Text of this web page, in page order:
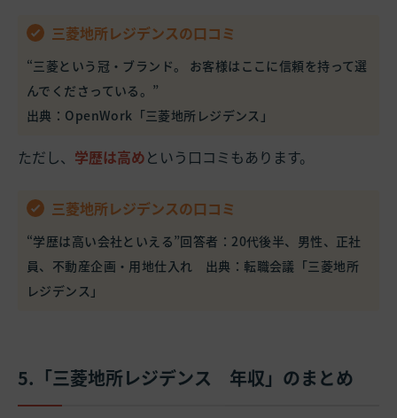
三菱地所レジデンスの口コミ
“三菱という冠・ブランド。 お客様はここに信頼を持って選
んでくださっている。”
出典： OpenWork「三菱地所レジデンス」
ただし、 学歴は高めという口コミもあります。
三菱地所レジデンスの口コミ
“学歴は高い会社といえる”回答者：20代後半、男性、正社
員、不動産企画・用地仕入れ 出典：転職会議「三菱地所
レジデンス」
5.「三菱地所レジデンス 年収」のまとめ